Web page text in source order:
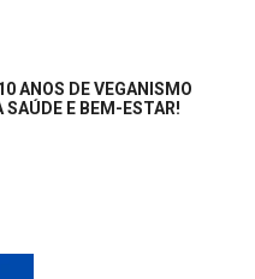
ANOS DE VEGANISMO
SAÚDE E BEM-ESTAR!